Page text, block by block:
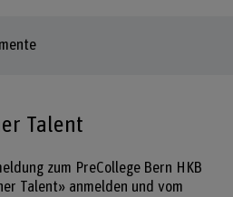
Talent
zum PreCollege Bern HKB
Talent» anmelden und vom